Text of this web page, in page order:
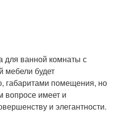
для ванной комнаты с
мебели будет
габаритами помещения, но
вопросе имеет и
и элегантности.